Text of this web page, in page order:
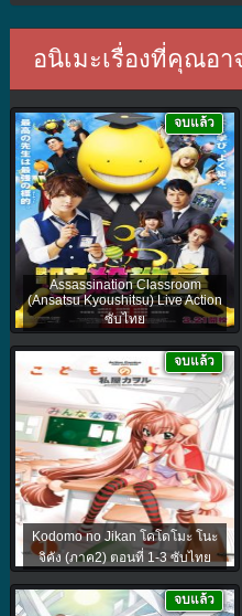
อนิเมะเรื่องที่คุณอา
Assassination Classroom
(Ansatsu Kyoushitsu) Live Action
ซับไทย
จบแล้ว
Kodomo no Jikan โคโดโมะ โนะ
จิคัง (ภาค2) ตอนที่ 1-3 ซับไทย
จบแล้ว
จบแล้ว